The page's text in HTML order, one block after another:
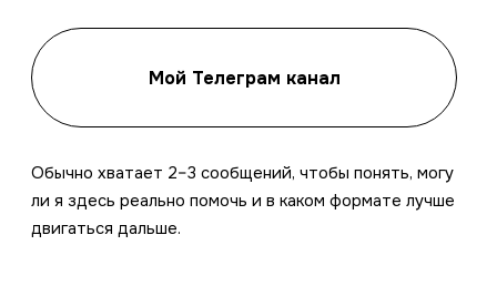
Мой Телеграм канал
Обычно хватает 2–3 сообщений, чтобы понять, могу
ли я здесь реально помочь и в каком формате лучше
двигаться дальше.